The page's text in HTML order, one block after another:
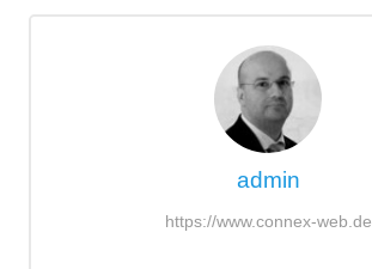
admin
https://www.connex-web.de